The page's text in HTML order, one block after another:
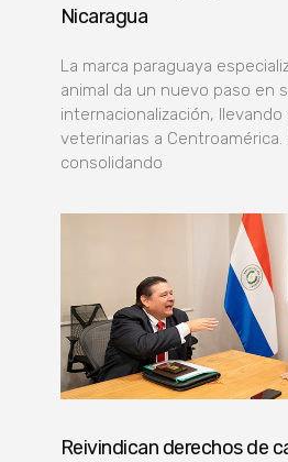
Nicaragua
La marca paraguaya
animal da un nuevo paso en
internacionalización,
veterinarias a Centroamérica.
consolidando
Reivindican derechos de